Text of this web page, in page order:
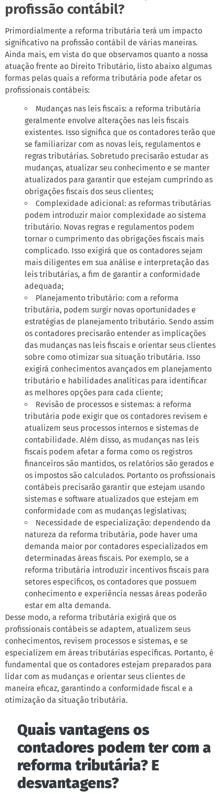
profissão contábil?
Primordialmente a reforma tributária terá um impacto
significativo na profissão contábil de várias maneiras.
Ainda mais, em vista do que observamos quanto a nossa
atuação frente ao Direito Tributário, listo abaixo algumas
formas pelas quais a reforma tributária pode afetar os
profissionais contábeis:
Mudanças nas leis fiscais: a reforma tributária
geralmente envolve alterações nas leis fiscais
existentes. Isso significa que os contadores terão que
se familiarizar com as novas leis, regulamentos e
regras tributárias. Sobretudo precisarão estudar as
mudanças, atualizar seu conhecimento e se manter
atualizados para garantir que estejam cumprindo as
obrigações fiscais dos seus clientes;
Complexidade adicional: as reformas tributárias
podem introduzir maior complexidade ao sistema
tributário. Novas regras e regulamentos podem
tornar o cumprimento das obrigações fiscais mais
complicado. Isso exigirá que os contadores sejam
mais diligentes em sua análise e interpretação das
leis tributárias, a fim de garantir a conformidade
adequada;
Planejamento tributário: com a reforma
tributária, podem surgir novas oportunidades e
estratégias de planejamento tributário. Sendo assim
os contadores precisarão entender as implicações
das mudanças nas leis fiscais e orientar seus clientes
sobre como otimizar sua situação tributária. Isso
exigirá conhecimentos avançados em planejamento
tributário e habilidades analíticas para identificar
as melhores opções para cada cliente;
Revisão de processos e sistemas: a reforma
tributária pode exigir que os contadores revisem e
atualizem seus processos internos e sistemas de
contabilidade. Além disso, as mudanças nas leis
fiscais podem afetar a forma como os registros
financeiros são mantidos, os relatórios são gerados e
os impostos são calculados. Portanto os profissionais
contábeis precisarão garantir que estejam usando
sistemas e software atualizados que estejam em
conformidade com as mudanças legislativas;
Necessidade de especialização: dependendo da
natureza da reforma tributária, pode haver uma
demanda maior por contadores especializados em
determinadas áreas fiscais. Por exemplo, se a
reforma tributária introduzir incentivos fiscais para
setores específicos, os contadores que possuem
conhecimento e experiência nessas áreas poderão
estar em alta demanda.
Desse modo, a reforma tributária exigirá que os
profissionais contábeis se adaptem, atualizem seus
conhecimentos, revisem processos e sistemas, e se
especializem em áreas tributárias específicas. Portanto, é
fundamental que os contadores estejam preparados para
lidar com as mudanças e orientar seus clientes de
maneira eficaz, garantindo a conformidade fiscal e a
otimização da situação tributária.
Quais vantagens os
contadores podem ter com a
reforma tributária? E
desvantagens?